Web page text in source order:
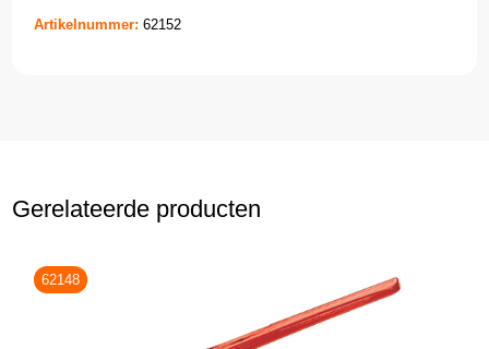
Artikelnummer: 62152
Gerelateerde producten
62148